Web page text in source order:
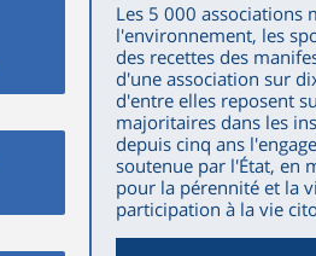
Les 5 000 associations
l'environnement, les
des recettes des
d'une association sur
d'entre elles reposent
majoritaires dans les
depuis cinq ans
soutenue par l'État, en
pour la pérennité et la
participation à la vie